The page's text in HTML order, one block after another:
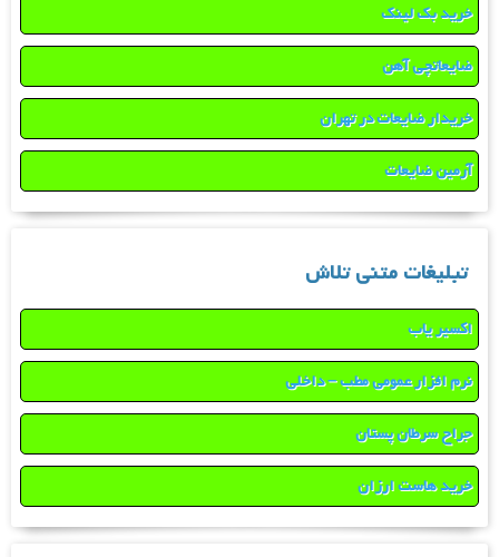
خرید بک لینک
ضایعاتچی آهن
خریدار ضایعات در تهران
آرمین ضایعات
تبلیغات متنی تلاش
اکسیر یاب
نرم افزار عمومی مطب – داخلی
جراح سرطان پستان
خرید هاست ارزان